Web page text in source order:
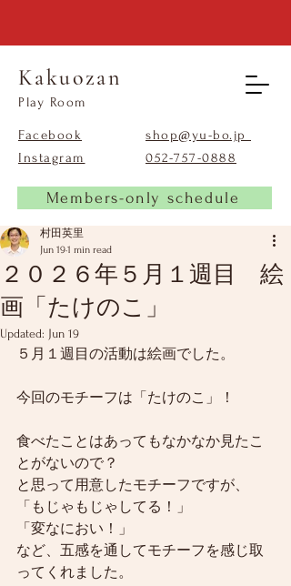
Kakuozan
​Play Room
Facebook
Instagram
shop@yu-bo.jp
​052-757-0888
Members-only schedule
２０２６年５月１週目 絵
画「たけのこ」
村田英里
Jun 191 min read
Updated: Jun 19
５月１週目の活動は絵画でした。
今回のモチーフは「たけのこ」！
食べたことはあってもなかなか見たこ
とがないので？
と思って用意したモチーフですが、
「もじゃもじゃしてる！」
「変なにおい！」
など、五感を通してモチーフを感じ取
ってくれました。